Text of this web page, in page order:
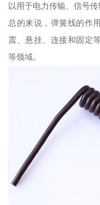
以用于电力传输、信号传
总的来说，弹簧线的作
震、悬挂、连接和固定
等领域。